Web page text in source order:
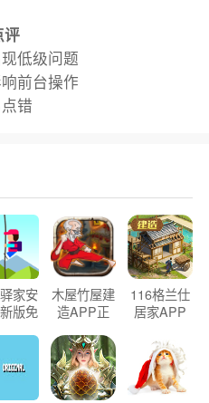
评
低级问题
前台操作
错
家安
版免
木屋竹屋建
造APP正
116格兰仕
居家APP